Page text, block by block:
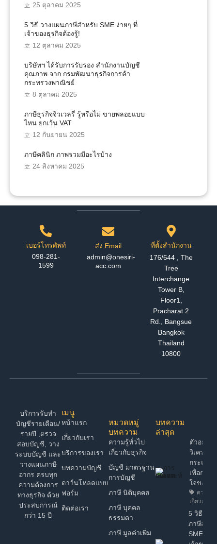
25 ตุลาคม 2025
5 วิธี วางแผนภาษีสำหรับ SME ง่ายๆ ที่
เจ้าของธุรกิจต้องรู้!
12 ตุลาคม 2025
บริษัทฯ ได้รับการรับรอง สำนักงานบัญชี
คุณภาพ จาก กรมพัฒนาธุรกิจการค้า
กระทรวงพาณิชย์
8 ตุลาคม 2025
ภาษีธุรกิจจิวเวลรี่ รู้หรือไม่ ขายพลอยแบบ
ไหน ยกเว้น VAT
12 กันยายน 2025
ภาษีคลินิก ภาพรวมมีอะไรบ้าง
24 สิงหาคม 2025
เบอร์โทรศัพท์
098-281-
1599
ส่ง Email
admin@onesiri-
acc.com
ที่ตั้งสำนักงาน
176/644 , The
Tree
Interchange
Tower B,
Floor1,
Pracharat 2
Rd., Bangsue
Bangkok
Thailand
10800
บริการรับทำ
บัญชีรายเดือน/
รายปี ,ตรวจ
สอบบัญชี, วาง
ระบบบัญชี และ
วางแผนภาษี
อากร ครบทุก
ความต้องการ
ทางธุรกิจ ด้วย
ประสบการณ์
กว่า 15 ปี
เมนู
หน้าแรก
เกี่ยวกับเรา
บริการของเรา
บทความบัญชี
ดาว์นโหลดแบบ
ฟอร์ม
ติดต่อเรา
หมวดหมู่
บทความ
ความรู้ทั่วไป
เกี่ยวกับธุรกิจ
บัญชี มาตรฐาน
การบัญชี
ภาษี นิติบุคคล
ภาษี บุคคล
ธรรมดา
ภาษี มูลค่าเพิ่ม
บทความ
ล่าสุด
ตัวอย่าง
วิเคราะห์
กระแสเ
เพื่อการ
ใจของ
ความรู้
เกี่ยวกับธุร
5 วิธี วา
ภาษีสำห
SME ง่า